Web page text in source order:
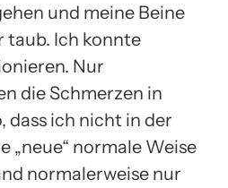
und meine Beine
taub. Ich konnte
Nur
die Schmerzen in
dass ich nicht in der
„neue“ normale Weise
normalerweise nur